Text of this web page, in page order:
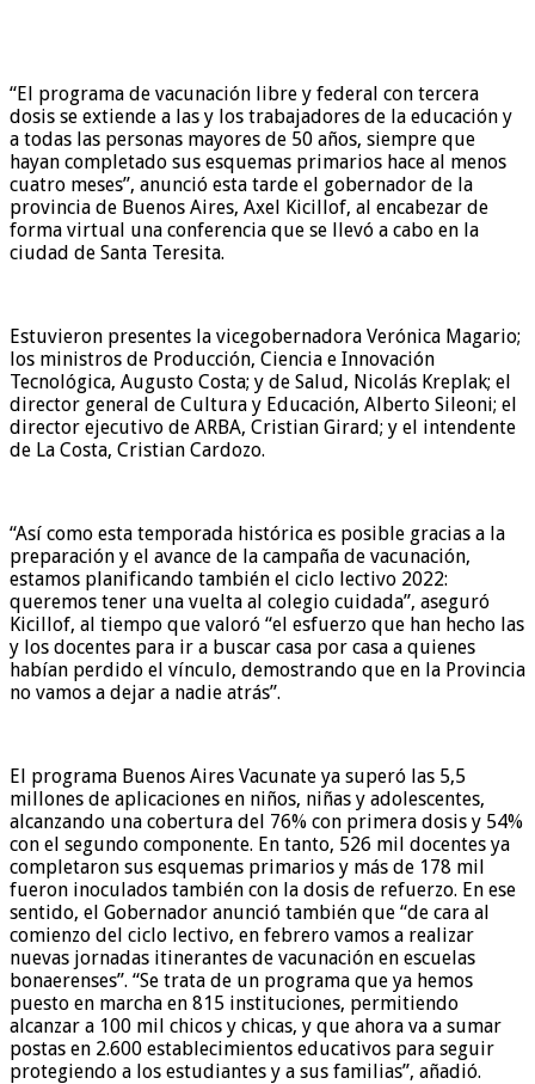
“El programa de vacunación libre y federal con tercera
dosis se extiende a las y los trabajadores de la educación y
a todas las personas mayores de 50 años, siempre que
hayan completado sus esquemas primarios hace al menos
cuatro meses”, anunció esta tarde el gobernador de la
provincia de Buenos Aires, Axel Kicillof, al encabezar de
forma virtual una conferencia que se llevó a cabo en la
ciudad de Santa Teresita.
Estuvieron presentes la vicegobernadora Verónica Magario;
los ministros de Producción, Ciencia e Innovación
Tecnológica, Augusto Costa; y de Salud, Nicolás Kreplak; el
director general de Cultura y Educación, Alberto Sileoni; el
director ejecutivo de ARBA, Cristian Girard; y el intendente
de La Costa, Cristian Cardozo.
“Así como esta temporada histórica es posible gracias a la
preparación y el avance de la campaña de vacunación,
estamos planificando también el ciclo lectivo 2022:
queremos tener una vuelta al colegio cuidada”, aseguró
Kicillof, al tiempo que valoró “el esfuerzo que han hecho las
y los docentes para ir a buscar casa por casa a quienes
habían perdido el vínculo, demostrando que en la Provincia
no vamos a dejar a nadie atrás”.
El programa Buenos Aires Vacunate ya superó las 5,5
millones de aplicaciones en niños, niñas y adolescentes,
alcanzando una cobertura del 76% con primera dosis y 54%
con el segundo componente. En tanto, 526 mil docentes ya
completaron sus esquemas primarios y más de 178 mil
fueron inoculados también con la dosis de refuerzo. En ese
sentido, el Gobernador anunció también que “de cara al
comienzo del ciclo lectivo, en febrero vamos a realizar
nuevas jornadas itinerantes de vacunación en escuelas
bonaerenses”. “Se trata de un programa que ya hemos
puesto en marcha en 815 instituciones, permitiendo
alcanzar a 100 mil chicos y chicas, y que ahora va a sumar
postas en 2.600 establecimientos educativos para seguir
protegiendo a los estudiantes y a sus familias”, añadió.